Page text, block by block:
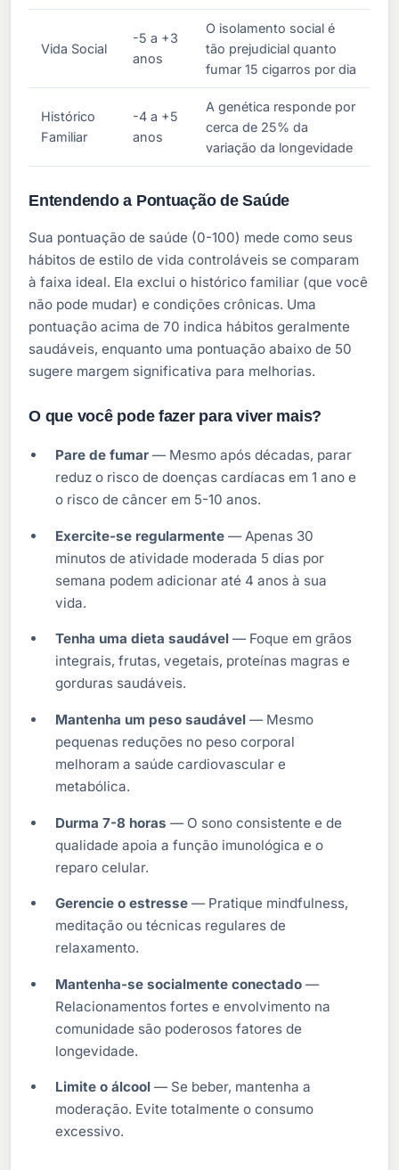
Vida Social
-5 a +3
anos
O isolamento social é
tão prejudicial quanto
fumar 15 cigarros por dia
Histórico
Familiar
-4 a +5
anos
A genética responde por
cerca de 25% da
variação da longevidade
Entendendo a Pontuação de Saúde
Sua pontuação de saúde (0-100) mede como seus
hábitos de estilo de vida controláveis se comparam
à faixa ideal. Ela exclui o histórico familiar (que você
não pode mudar) e condições crônicas. Uma
pontuação acima de 70 indica hábitos geralmente
saudáveis, enquanto uma pontuação abaixo de 50
sugere margem significativa para melhorias.
O que você pode fazer para viver mais?
Pare de fumar — Mesmo após décadas, parar
reduz o risco de doenças cardíacas em 1 ano e
o risco de câncer em 5-10 anos.
Exercite-se regularmente — Apenas 30
minutos de atividade moderada 5 dias por
semana podem adicionar até 4 anos à sua
vida.
Tenha uma dieta saudável — Foque em grãos
integrais, frutas, vegetais, proteínas magras e
gorduras saudáveis.
Mantenha um peso saudável — Mesmo
pequenas reduções no peso corporal
melhoram a saúde cardiovascular e
metabólica.
Durma 7-8 horas — O sono consistente e de
qualidade apoia a função imunológica e o
reparo celular.
Gerencie o estresse — Pratique mindfulness,
meditação ou técnicas regulares de
relaxamento.
Mantenha-se socialmente conectado —
Relacionamentos fortes e envolvimento na
comunidade são poderosos fatores de
longevidade.
Limite o álcool — Se beber, mantenha a
moderação. Evite totalmente o consumo
excessivo.